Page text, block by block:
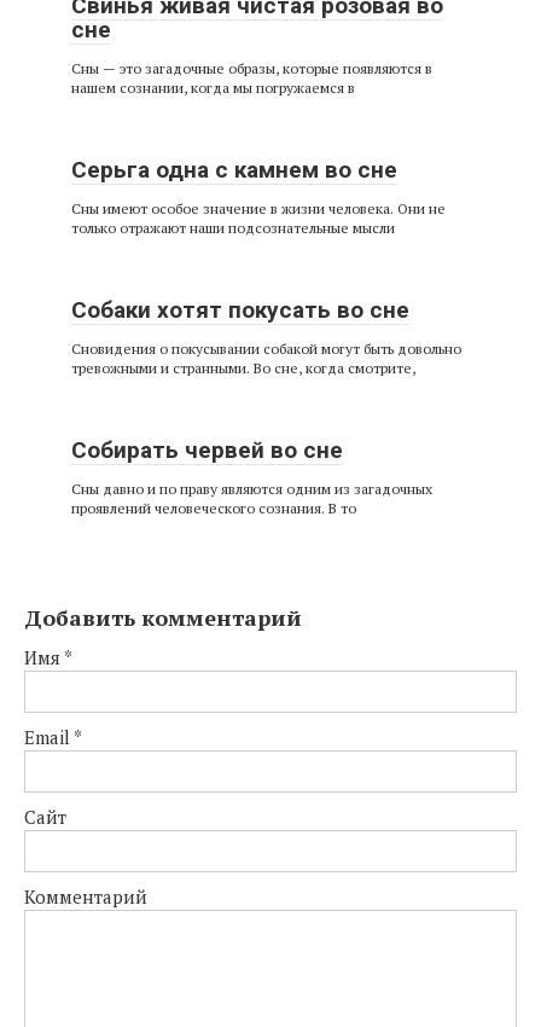
Свинья живая чистая розовая во
сне
Сны — это загадочные образы, которые появляются в
нашем сознании, когда мы погружаемся в
Серьга одна с камнем во сне
Сны имеют особое значение в жизни человека. Они не
только отражают наши подсознательные мысли
Собаки хотят покусать во сне
Сновидения о покусывании собакой могут быть довольно
тревожными и странными. Во сне, когда смотрите,
Собирать червей во сне
Сны давно и по праву являются одним из загадочных
проявлений человеческого сознания. В то
Добавить комментарий
Имя *
Email *
Сайт
Комментарий